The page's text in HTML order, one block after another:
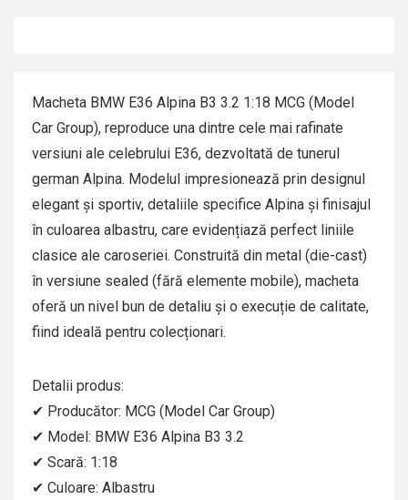
Macheta BMW E36 Alpina B3 3.2 1:18 MCG (Model
Car Group), reproduce una dintre cele mai rafinate
versiuni ale celebrului E36, dezvoltată de tunerul
german Alpina. Modelul impresionează prin designul
elegant și sportiv, detaliile specifice Alpina și finisajul
în culoarea albastru, care evidențiază perfect liniile
clasice ale caroseriei. Construită din metal (die-cast)
în versiune sealed (fără elemente mobile), macheta
oferă un nivel bun de detaliu și o execuție de calitate,
fiind ideală pentru colecționari.
Detalii produs:
✔ Producător: MCG (Model Car Group)
✔ Model: BMW E36 Alpina B3 3.2
✔ Scară: 1:18
✔ Culoare: Albastru